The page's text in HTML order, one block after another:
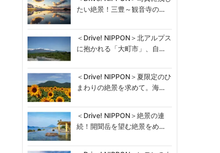
たい絶景！三豊～観音寺の…
＜Drive! NIPPON＞北アルプス
に抱かれる「大町市」、自…
＜Drive! NIPPON＞夏限定のひ
まわりの絶景を求めて。海…
＜Drive! NIPPON＞絶景の連
続！開聞岳を望む絶景をめ…